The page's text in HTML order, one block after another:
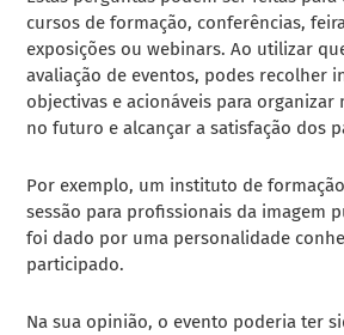
cursos de formação, conferências,
exposições ou webinars. Ao utilizar
avaliação de eventos, podes recolher
objectivas e acionáveis para organizar
no futuro e alcançar a satisfação dos
Por exemplo, um instituto de
sessão para profissionais da imagem
foi dado por uma personalidade
participado.
Na sua opinião, o evento poderia ter